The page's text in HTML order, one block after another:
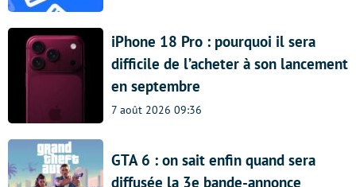
iPhone 18 Pro : pourquoi il sera
difficile de l’acheter à son lancement
en septembre
7 août 2026 09:36
GTA 6 : on sait enfin quand sera
diffusée la 3e bande-annonce